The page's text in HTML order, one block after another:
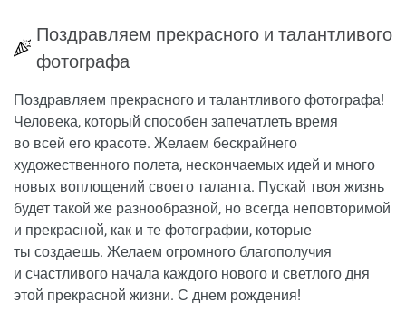
Поздравляем прекрасного и талантливого
фотографа
Поздравляем прекрасного и талантливого фотографа!
Человека, который способен запечатлеть время
во всей его красоте. Желаем бескрайнего
художественного полета, нескончаемых идей и много
новых воплощений своего таланта. Пускай твоя жизнь
будет такой же разнообразной, но всегда неповторимой
и прекрасной, как и те фотографии, которые
ты создаешь. Желаем огромного благополучия
и счастливого начала каждого нового и светлого дня
этой прекрасной жизни. С днем рождения!